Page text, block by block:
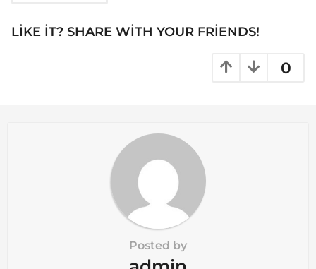
i
LIKE IT? SHARE WITH YOUR FRIENDS!
0
Posted by